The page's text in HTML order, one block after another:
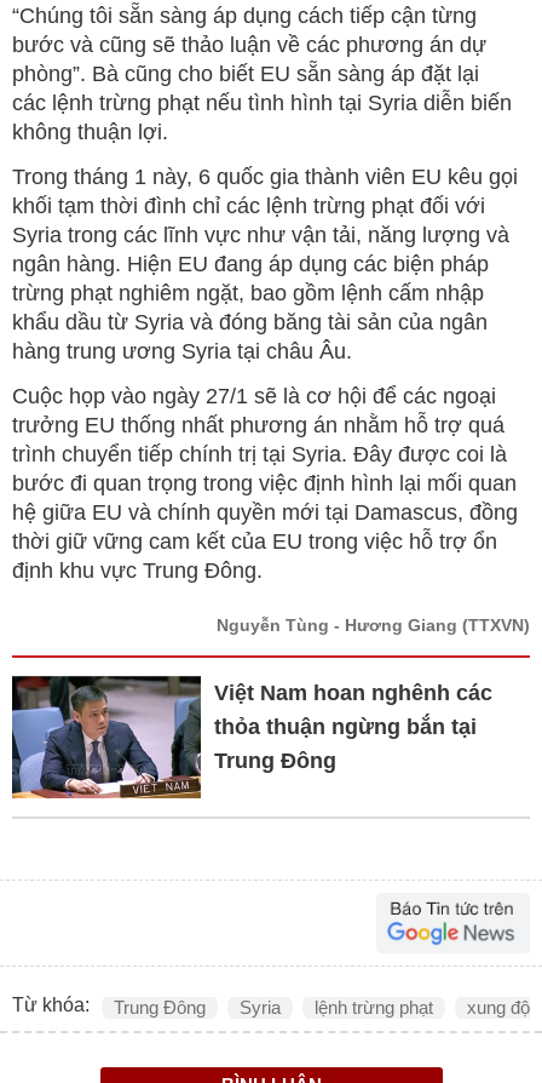
“Chúng tôi sẵn sàng áp dụng cách tiếp cận từng
bước và cũng sẽ thảo luận về các phương án dự
phòng”. Bà cũng cho biết EU sẵn sàng áp đặt lại
các lệnh trừng phạt nếu tình hình tại Syria diễn biến
không thuận lợi.
Trong tháng 1 này, 6 quốc gia thành viên EU kêu gọi
khối tạm thời đình chỉ các lệnh trừng phạt đối với
Syria trong các lĩnh vực như vận tải, năng lượng và
ngân hàng. Hiện EU đang áp dụng các biện pháp
trừng phạt nghiêm ngặt, bao gồm lệnh cấm nhập
khẩu dầu từ Syria và đóng băng tài sản của ngân
hàng trung ương Syria tại châu Âu.
Cuộc họp vào ngày 27/1 sẽ là cơ hội để các ngoại
trưởng EU thống nhất phương án nhằm hỗ trợ quá
trình chuyển tiếp chính trị tại Syria. Đây được coi là
bước đi quan trọng trong việc định hình lại mối quan
hệ giữa EU và chính quyền mới tại Damascus, đồng
thời giữ vững cam kết của EU trong việc hỗ trợ ổn
định khu vực Trung Đông.
Nguyễn Tùng - Hương Giang (TTXVN)
Việt Nam hoan nghênh các
thỏa thuận ngừng bắn tại
Trung Đông
Từ khóa: Trung Đông Syria lệnh trừng phạt xung đột